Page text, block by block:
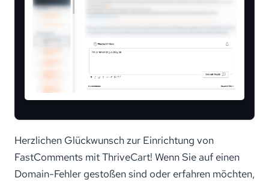
Herzlichen Glückwunsch zur Einrichtung von
FastComments mit ThriveCart! Wenn Sie auf einen
Domain-Fehler gestoßen sind oder erfahren möchten,